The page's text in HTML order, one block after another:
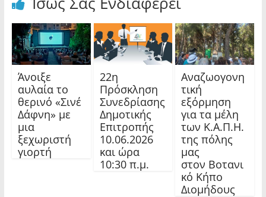
Άνοιξε
αυλαία το
θερινό «Σινέ
Δάφνη» με
μια
ξεχωριστή
γιορτή
22η
Πρόσκληση
Συνεδρίασης
Δημοτικής
Επιτροπής
10.06.2026
και ώρα
10:30 π.μ.
Αναζωογονη
τική
εξόρμηση
για τα μέλη
των Κ.Α.Π.Η.
της πόλης
μας
στον Βοτανι
κό Κήπο
Διομήδους